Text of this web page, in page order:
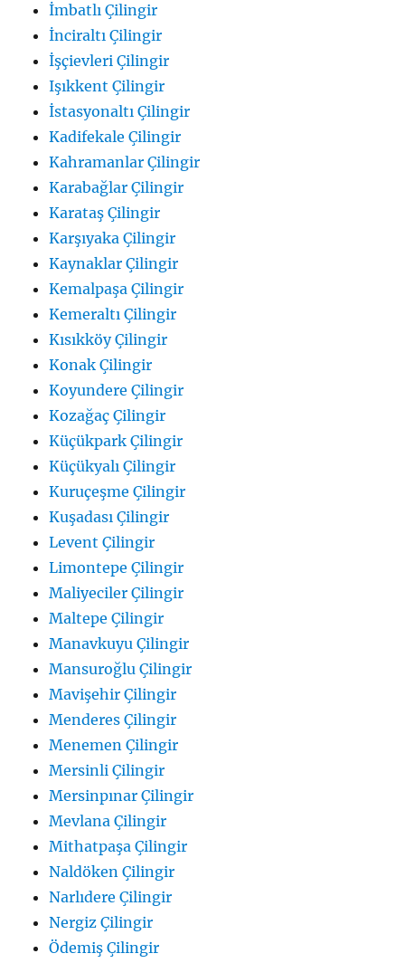
İmbatlı Çilingir
İnciraltı Çilingir
İşçievleri Çilingir
Işıkkent Çilingir
İstasyonaltı Çilingir
Kadifekale Çilingir
Kahramanlar Çilingir
Karabağlar Çilingir
Karataş Çilingir
Karşıyaka Çilingir
Kaynaklar Çilingir
Kemalpaşa Çilingir
Kemeraltı Çilingir
Kısıkköy Çilingir
Konak Çilingir
Koyundere Çilingir
Kozağaç Çilingir
Küçükpark Çilingir
Küçükyalı Çilingir
Kuruçeşme Çilingir
Kuşadası Çilingir
Levent Çilingir
Limontepe Çilingir
Maliyeciler Çilingir
Maltepe Çilingir
Manavkuyu Çilingir
Mansuroğlu Çilingir
Mavişehir Çilingir
Menderes Çilingir
Menemen Çilingir
Mersinli Çilingir
Mersinpınar Çilingir
Mevlana Çilingir
Mithatpaşa Çilingir
Naldöken Çilingir
Narlıdere Çilingir
Nergiz Çilingir
Ödemiş Çilingir